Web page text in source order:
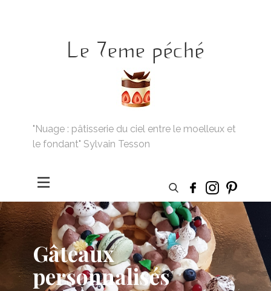
Le 7eme péché
"Nuage : pâtisserie du ciel entre le moelleux et
le fondant" Sylvain Tesson
Gâteaux
personnalisés